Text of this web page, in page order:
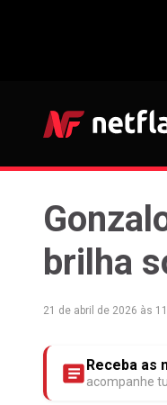
brilha
21 de abril de 2026 às
Receba as
acompanhe